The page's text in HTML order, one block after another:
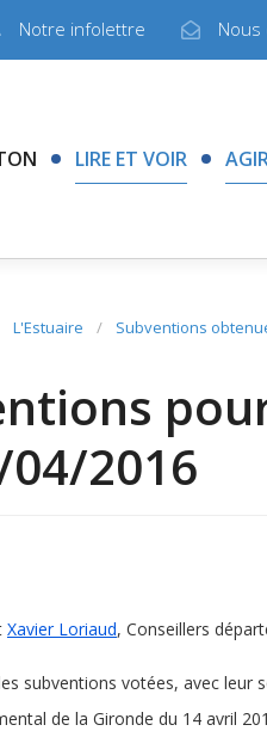
Notre infolettre Nous
LIRE ET VOIR
L'Estuaire / Subventions
2016
Xavier Loriaud, Conseillers
subventions votées, avec leur
de la Gironde du 14 avril